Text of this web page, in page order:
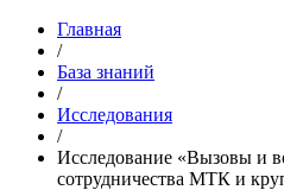
Главная
/
База знаний
/
Исследования
/
Исследование «Вызовы и
сотрудничества МТК и